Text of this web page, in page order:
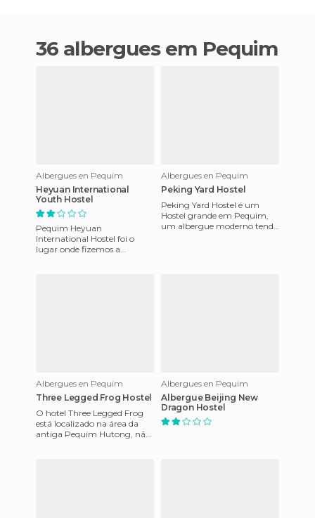
36 albergues em Pequim
Albergues en Pequim
Heyuan International
Youth Hostel
Pequim Heyuan
International Hostel foi o
lugar onde fizemos a
Albergues en Pequim
Peking Yard Hostel
Peking Yard Hostel é um
Hostel grande em Pequim,
um albergue moderno tendo
Albergues en Pequim
Three Legged Frog Hostel
O hotel Three Legged Frog
está localizado na área da
antiga Pequim Hutong, não
Albergues en Pequim
Albergue Beijing New
Dragon Hostel